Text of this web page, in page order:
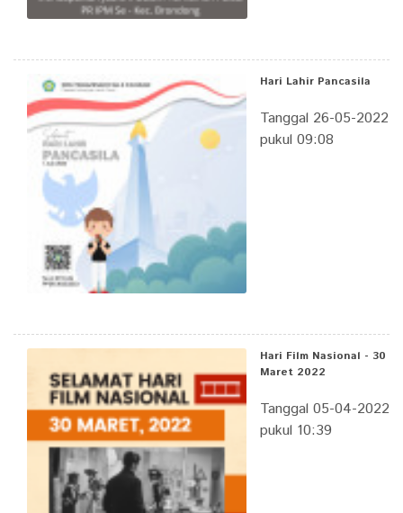
Hari Lahir Pancasila
Tanggal 26-05-2022
pukul 09:08
Hari Film Nasional - 30
Maret 2022
Tanggal 05-04-2022
pukul 10:39